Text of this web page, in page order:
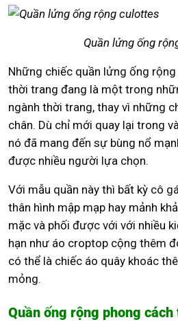
Quần lửng ống
Những chiếc quần lửng ống
thời trang đang là một trong
ngành thời trang, thay vì những
chân. Dù chỉ mới quay lại trong
nó đã mang đến sự bùng nổ
được nhiều người lựa chọn.
Với mẫu quần này thì bất kỳ cô
thân hình mập mạp hay mảnh
mặc và phối được với với nhiều
hạn như áo croptop cộng thêm
có thể là chiếc áo quây khoác
mỏng.
Quần ống rộng phong cách